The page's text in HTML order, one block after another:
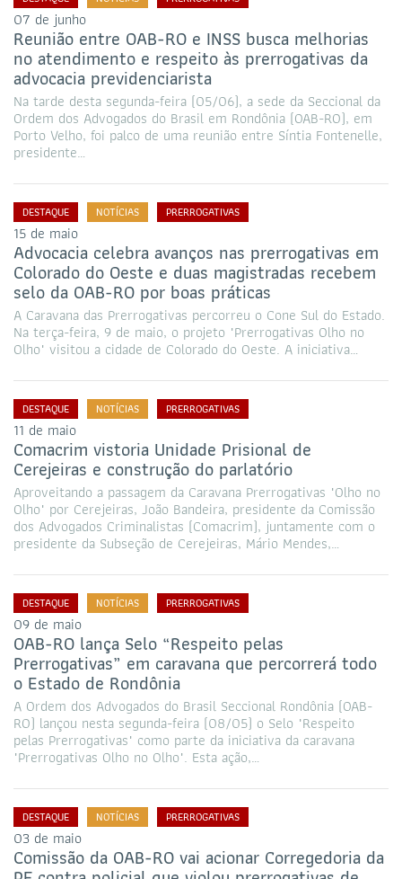
07 de junho
Reunião entre OAB-RO e INSS busca melhorias
no atendimento e respeito às prerrogativas da
advocacia previdenciarista
Na tarde desta segunda-feira (05/06), a sede da Seccional da
Ordem dos Advogados do Brasil em Rondônia (OAB-RO), em
Porto Velho, foi palco de uma reunião entre Síntia Fontenelle,
presidente…
DESTAQUE NOTÍCIAS PRERROGATIVAS
15 de maio
Advocacia celebra avanços nas prerrogativas em
Colorado do Oeste e duas magistradas recebem
selo da OAB-RO por boas práticas
A Caravana das Prerrogativas percorreu o Cone Sul do Estado.
Na terça-feira, 9 de maio, o projeto "Prerrogativas Olho no
Olho" visitou a cidade de Colorado do Oeste. A iniciativa…
DESTAQUE NOTÍCIAS PRERROGATIVAS
11 de maio
Comacrim vistoria Unidade Prisional de
Cerejeiras e construção do parlatório
Aproveitando a passagem da Caravana Prerrogativas "Olho no
Olho" por Cerejeiras, João Bandeira, presidente da Comissão
dos Advogados Criminalistas (Comacrim), juntamente com o
presidente da Subseção de Cerejeiras, Mário Mendes,…
DESTAQUE NOTÍCIAS PRERROGATIVAS
09 de maio
OAB-RO lança Selo “Respeito pelas
Prerrogativas” em caravana que percorrerá todo
o Estado de Rondônia
A Ordem dos Advogados do Brasil Seccional Rondônia (OAB-
RO) lançou nesta segunda-feira (08/05) o Selo "Respeito
pelas Prerrogativas" como parte da iniciativa da caravana
"Prerrogativas Olho no Olho". Esta ação,…
DESTAQUE NOTÍCIAS PRERROGATIVAS
03 de maio
Comissão da OAB-RO vai acionar Corregedoria da